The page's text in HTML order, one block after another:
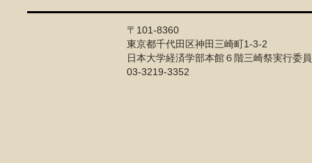
〒101-8360
東京都千代田区神田三崎町1-3-2
日本大学経済学部本館６階三崎祭実行委
03-3219-3352